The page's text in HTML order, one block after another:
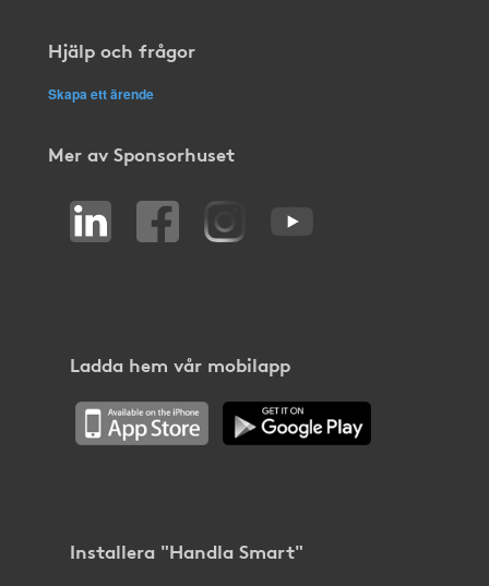
Hjälp och frågor
Skapa ett ärende
Mer av Sponsorhuset
Ladda hem vår mobilapp
Installera "Handla Smart"